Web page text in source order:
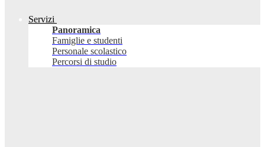
Servizi
Panoramica
Famiglie e studenti
Personale scolastico
Percorsi di studio